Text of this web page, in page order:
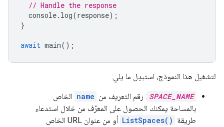
// Handle the response
console. log(response);
}
await main();
لتشغيل هذا النموذج، استبدِل ما يلي:
SPACE_NAME : رقم التعريف من name الخاص
بالمساحة يمكنك الحصول على المعرّف من خلال استدعاء
طريقة ListSpaces()
أو من عنوان URL الخاص